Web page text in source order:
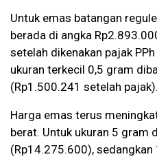
Untuk emas batangan
berada di angka
setelah dikenakan pajak
ukuran terkecil 0,5 gram
(Rp1.500.241 setelah pajak).
Harga emas terus
berat. Untuk ukuran 5 gram
(Rp14.275.600),